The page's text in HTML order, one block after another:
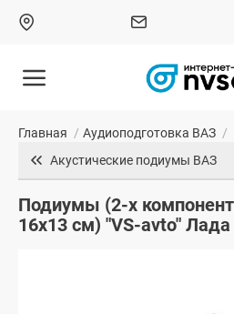
Главная / Аудиоподготовка ВАЗ /
Акустические подиумы ВАЗ
Подиумы (2-х
16x13 см) "VS-avto" Лада